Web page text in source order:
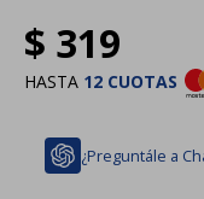
$ 319
HASTA 12 CUOTAS
¿Preguntále a